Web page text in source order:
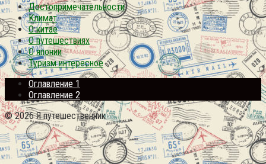
Достопримечательности
Климат
О китае
О путешествиях
О японии
Туризм интересное
Оглавление 1
Оглавление 2
© 2026 Я путешественник